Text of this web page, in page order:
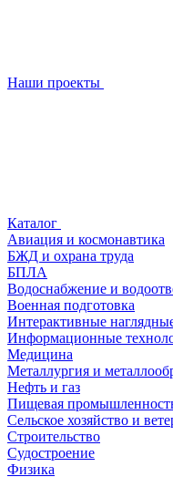
Наши проекты
Каталог
Авиация и космонавтика
БЖД и охрана труда
БПЛА
Водоснабжение и
Военная подготовка
Интерактивные
Информационные
Медицина
Металлургия и
Нефть и газ
Пищевая
Сельское хозяйство и
Строительство
Судостроение
Физика